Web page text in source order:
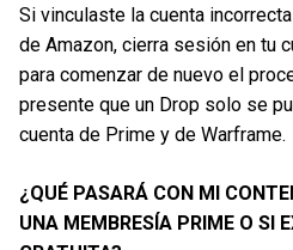
Si vinculaste la cuenta
de Amazon, cierra sesión en tu
para comenzar de nuevo el
presente que un Drop solo se
cuenta de Prime y de Warframe.
¿QUÉ PASARÁ CON MI
UNA MEMBRESÍA PRIME O SI